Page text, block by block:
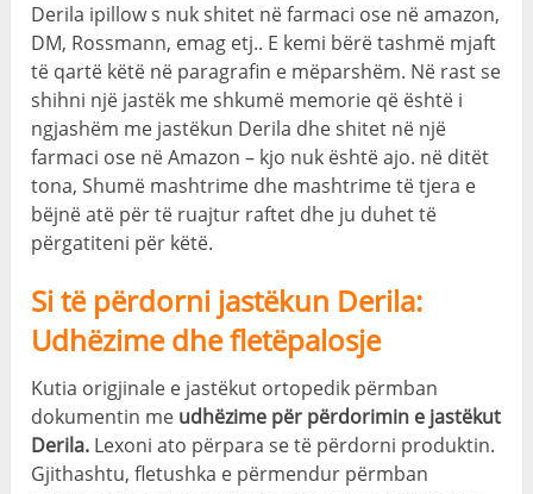
Derila ipillow s nuk shitet në farmaci ose në amazon,
DM, Rossmann, emag etj.. E kemi bërë tashmë mjaft
të qartë këtë në paragrafin e mëparshëm. Në rast se
shihni një jastëk me shkumë memorie që është i
ngjashëm me jastëkun Derila dhe shitet në një
farmaci ose në Amazon – kjo nuk është ajo. në ditët
tona, Shumë mashtrime dhe mashtrime të tjera e
bëjnë atë për të ruajtur raftet dhe ju duhet të
përgatiteni për këtë.
Si të përdorni jastëkun Derila:
Udhëzime dhe fletëpalosje
Kutia origjinale e jastëkut ortopedik përmban
dokumentin me udhëzime për përdorimin e jastëkut
Derila. Lexoni ato përpara se të përdorni produktin.
Gjithashtu, fletushka e përmendur përmban